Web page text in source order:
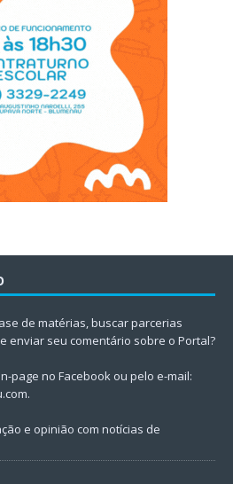
de matérias, buscar parcerias
enviar seu comentário sobre o Portal?
page no Facebook ou pelo e-mail:
.
e opinião com notícias de